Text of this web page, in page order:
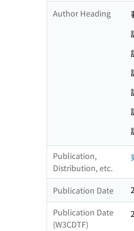
Author Heading
Publication,
Distribution, etc.
Publication Date
Publication Date
(W3CDTF)